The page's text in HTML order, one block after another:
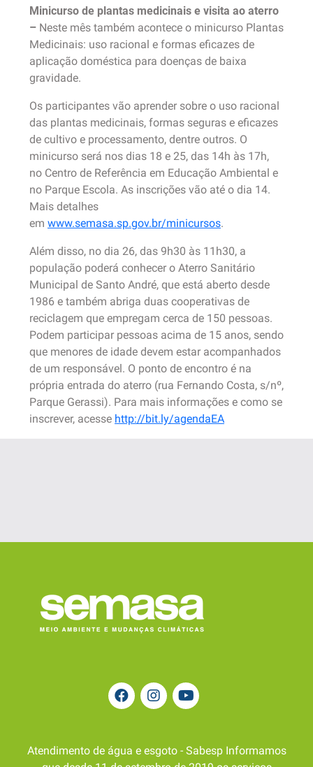
Minicurso de plantas medicinais e visita ao aterro
– Neste mês também acontece o minicurso Plantas
Medicinais: uso racional e formas eficazes de
aplicação doméstica para doenças de baixa
gravidade.
Os participantes vão aprender sobre o uso racional
das plantas medicinais, formas seguras e eficazes
de cultivo e processamento, dentre outros. O
minicurso será nos dias 18 e 25, das 14h às 17h,
no Centro de Referência em Educação Ambiental e
no Parque Escola. As inscrições vão até o dia 14.
Mais detalhes
em www.semasa.sp.gov.br/minicursos.
Além disso, no dia 26, das 9h30 às 11h30, a
população poderá conhecer o Aterro Sanitário
Municipal de Santo André, que está aberto desde
1986 e também abriga duas cooperativas de
reciclagem que empregam cerca de 150 pessoas.
Podem participar pessoas acima de 15 anos, sendo
que menores de idade devem estar acompanhados
de um responsável. O ponto de encontro é na
própria entrada do aterro (rua Fernando Costa, s/nº,
Parque Gerassi). Para mais informações e como se
inscrever, acesse http://bit.ly/agendaEA
Atendimento de água e esgoto - Sabesp Informamos